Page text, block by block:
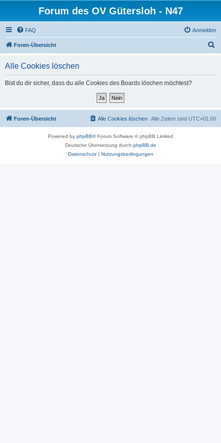
Forum des OV Gütersloh - N47
FAQ Anmelden
Foren-Übersicht
Alle Cookies löschen
Bist du dir sicher, dass du alle Cookies des Boards löschen möchtest?
Foren-Übersicht Alle Zeiten sind UTC+01:00
Alle Cookies löschen
Powered by phpBB® Forum Software © phpBB Limited
Deutsche Übersetzung durch phpBB.de
Datenschutz| Nutzungsbedingungen